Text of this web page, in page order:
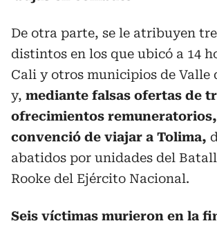
De otra parte, se le atribuyen
distintos en los que ubicó a 14
Cali y otros municipios de Valle
y, mediante falsas ofertas de
ofrecimientos
convenció de viajar a Tolima,
abatidos por unidades del
Rooke del Ejército Nacional.
Seis víctimas murieron en la